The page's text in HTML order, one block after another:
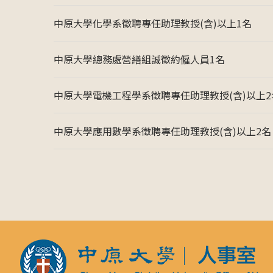
中原大學化學系徵聘專任助理教授(含)以上1名
中原大學總務處營繕組誠徵約僱人員1名
中原大學電機工程學系徵聘專任助理教授(含)以上
中原大學應用數學系徵聘專任助理教授(含)以上2名